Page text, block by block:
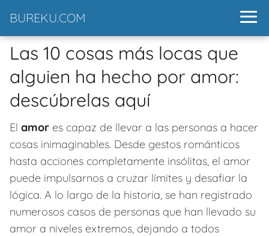
BUREKU.COM
Las 10 cosas más locas que
alguien ha hecho por amor:
descúbrelas aquí
El amor es capaz de llevar a las personas a hacer
cosas inimaginables. Desde gestos románticos
hasta acciones completamente insólitas, el amor
puede impulsarnos a cruzar límites y desafiar la
lógica. A lo largo de la historia, se han registrado
numerosos casos de personas que han llevado su
amor a niveles extremos, dejando a todos